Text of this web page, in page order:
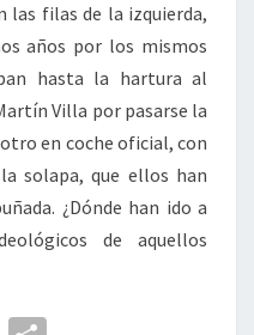
las filas de la izquierda,
años por los mismos
hasta la hartura al
Villa por pasarse la
en coche oficial, con
solapa, que ellos han
¿Dónde han ido a
de aquellos